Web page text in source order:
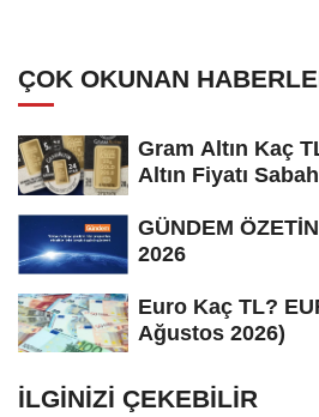
ÇOK OKUNAN
Gram Altın Kaç
Altın Fiyatı
GÜNDEM
2026
Euro Kaç TL?
Ağustos 2026)
İLGINIZI ÇEKEBILIR